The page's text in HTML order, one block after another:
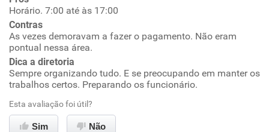
Ambiente de trabalho
Conciliação com a vida familiar
Benefícios
Horário. 7:00 até às 17:00
Contras
As vezes demoravam a fazer o pagamento. Não eram
pontual nessa área.
Dica a diretoria
Sempre organizando tudo. E se preocupando em manter os
trabalhos certos. Preparando os funcionário.
Esta avaliação foi útil?
Sim Não